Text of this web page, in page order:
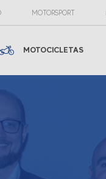
MOTORSPORT
MOTOCICLETAS